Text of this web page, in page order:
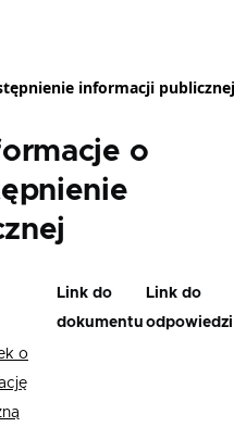
informacji publicznej
o
Link do
dokumentu
Link do
odpowiedzi
o